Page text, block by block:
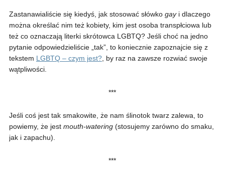
Zastanawialiście się kiedyś, jak stosować słówko gayi dlaczego
można określać nim też kobiety, kim jest osoba transpłciowa lub
też co oznaczają literki skrótowca LGBTQ? Jeśli choć na jedno
pytanie odpowiedzieliście „tak”, to koniecznie zapoznajcie się z
tekstem LGBTQ – czym jest?, by raz na zawsze rozwiać swoje
wątpliwości.
***
Jeśli coś jest tak smakowite, że nam ślinotok twarz zalewa, to
powiemy, że jest mouth-watering (stosujemy zarówno do smaku,
jak i zapachu).
***